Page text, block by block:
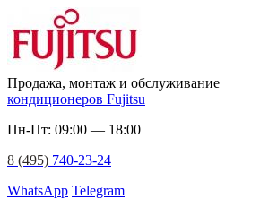
Продажа, монтаж и обслуживание
кондиционеров Fujitsu
Пн-Пт: 09:00 — 18:00
8 (495) 740-23-24
WhatsApp Telegram